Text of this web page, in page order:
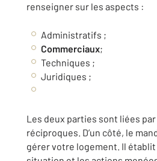
renseigner sur les aspects :
Administratifs ;
Commerciaux;
Techniques ;
Juridiques ;
Les deux parties sont liées
réciproques. D’un côté, le
gérer votre logement. Il établit